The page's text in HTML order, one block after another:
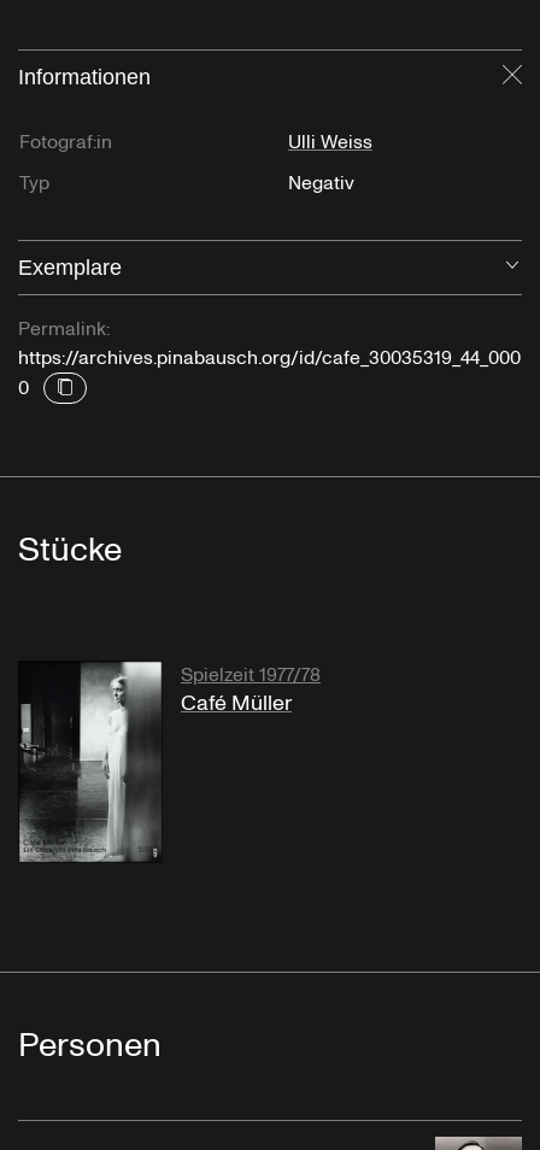
Informationen
Fotograf:in
Ulli Weiss
Typ
Negativ
Exemplare
Permalink:
https://archives.pinabausch.org/id/cafe_30035319_44_000
0
Stücke
Spielzeit 1977/78
Café Müller
Personen